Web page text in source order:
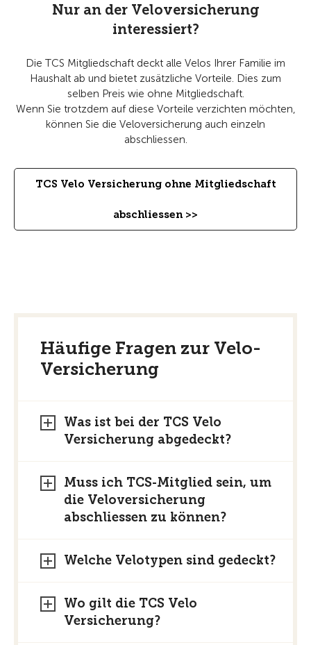
Nur an der Veloversicherung
interessiert?
Die TCS Mitgliedschaft deckt alle Velos Ihrer Familie im
Haushalt ab und bietet zusätzliche Vorteile. Dies zum
selben Preis wie ohne Mitgliedschaft.
Wenn Sie trotzdem auf diese Vorteile verzichten möchten,
können Sie die Veloversicherung auch einzeln
abschliessen.
TCS Velo Versicherung ohne Mitgliedschaft
abschliessen >>
Häufige Fragen zur Velo-
Versicherung
Was ist bei der TCS Velo
Versicherung abgedeckt?
Muss ich TCS-Mitglied sein, um
die Veloversicherung
abschliessen zu können?
Welche Velotypen sind gedeckt?
Wo gilt die TCS Velo
Versicherung?